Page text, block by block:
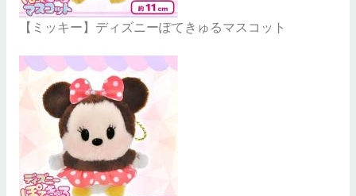
【ミッキー】ディズニーぽてきゅるマスコット